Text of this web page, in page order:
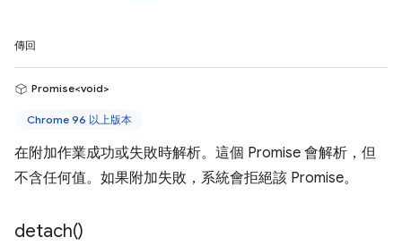
傳回
Promise<void>
Chrome 96 以上版本
在附加作業成功或失敗時解析。這個 Promise 會解析，但
不含任何值。如果附加失敗，系統會拒絕該 Promise。
detach()